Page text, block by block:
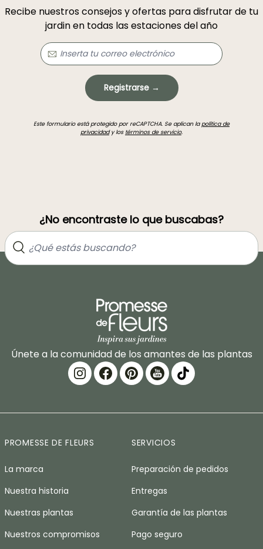
Recibe nuestros consejos y ofertas para disfrutar de tu
jardin en todas las estaciones del año
Registrarse →
Este formulario está protegido por reCAPTCHA. Se aplican lapolítica de
privacidady los términos de servicio.
¿No encontraste lo que buscabas?
Únete a la comunidad de los amantes de las plantas
PROMESSE DE FLEURS
La marca
Nuestra historia
Nuestras plantas
Nuestros compromisos
SERVICIOS
Preparación de pedidos
Entregas
Garantía de las plantas
Pago seguro